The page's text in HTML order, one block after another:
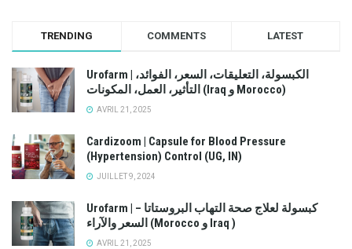
TRENDING COMMENTS LATEST
Urofarm | الكبسولة، التعليقات، السعر، الفوائد،
التأثير، العمل، المكونات (Iraq و Morocco)
AVRIL 21, 2025
Cardizoom | Capsule for Blood Pressure
(Hypertension) Control (UG, IN)
JUILLET 9, 2024
Urofarm | كبسولة لعلاج صحة التهاب البروستاتا –
السعر والآراء (Morocco و Iraq )
AVRIL 21, 2025